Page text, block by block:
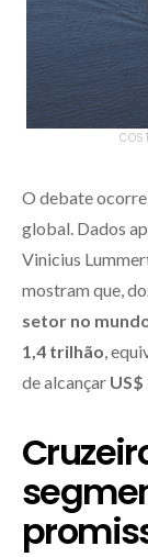
O debate
global. Dados
Vinicius
mostram que,
setor no
1,4 trilhão ,
de alcançar